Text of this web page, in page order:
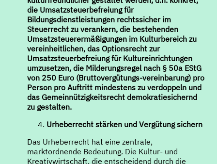
die Umsatzsteuerbefreiung für
Bildungsdienstleistungen rechtssicher im
Steuerrecht zu verankern, die bestehenden
Umsatzsteuerermäßigungen im Kulturbereich zu
vereinheitlichen, das Optionsrecht zur
Umsatzsteuerbefreiung für Kultureinrichtungen
umzusetzen, die Milderungsregel nach § 50a EStG
von 250 Euro (Bruttovergütungs-vereinbarung) pro
Person pro Auftritt mindestens zu verdoppeln und
das Gemeinnützigkeitsrecht demokratiesichernd
zu gestalten.
Urheberrecht stärken und Vergütung sichern
Das Urheberrecht hat eine zentrale,
marktordnende Bedeutung. Die Kultur- und
Kreativwirtschaft, die entscheidend durch die